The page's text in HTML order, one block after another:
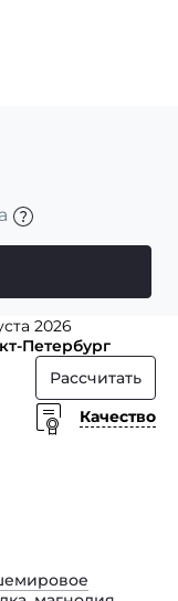
2026
Петербург
Рассчитать
Качество